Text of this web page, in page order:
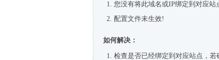
您没有将此域名或IP绑定到对应站
配置文件未生效!
如何解决：
检查是否已经绑定到对应站点，